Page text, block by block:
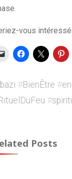
vous
bazi #BienÊtre #
RituelDuFeu #
Posts